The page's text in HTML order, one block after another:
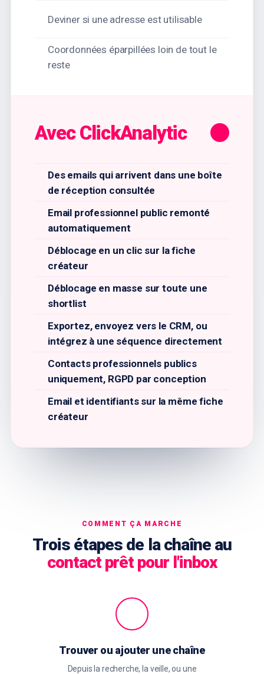
Deviner si une adresse est utilisable
Coordonnées éparpillées loin de tout le
reste
Avec ClickAnalytic
Des emails qui arrivent dans une boîte
de réception consultée
Email professionnel public remonté
automatiquement
Déblocage en un clic sur la fiche
créateur
Déblocage en masse sur toute une
shortlist
Exportez, envoyez vers le CRM, ou
intégrez à une séquence directement
Contacts professionnels publics
uniquement, RGPD par conception
Email et identifiants sur la même fiche
créateur
COMMENT ÇA MARCHE
Trois étapes de la chaîne au
contact prêt pour l'inbox
Trouver ou ajouter une chaîne
Depuis la recherche, la veille, ou une